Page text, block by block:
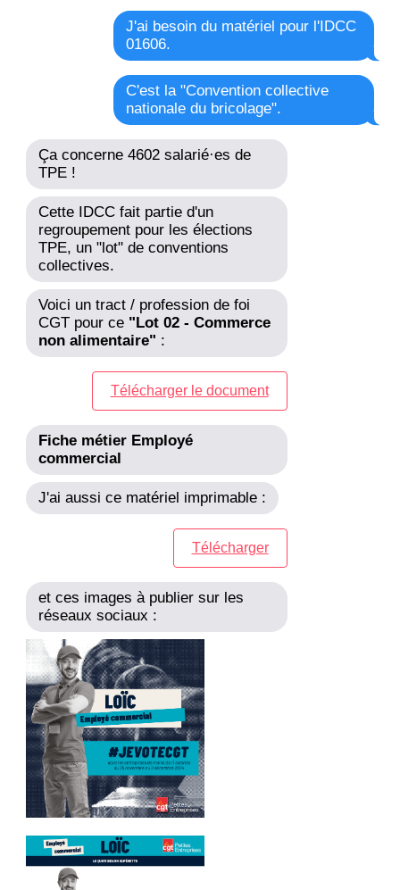
J'ai besoin du matériel pour l'IDCC
01606.
C'est la "Convention collective
nationale du bricolage".
Ça concerne 4602 salarié·es de
TPE !
Cette IDCC fait partie d'un
regroupement pour les élections
TPE, un "lot" de conventions
collectives.
Voici un tract / profession de foi
CGT pour ce "Lot 02 - Commerce
non alimentaire" :
Télécharger le document
Fiche métier Employé
commercial
J'ai aussi ce matériel imprimable :
Télécharger
et ces images à publier sur les
réseaux sociaux :